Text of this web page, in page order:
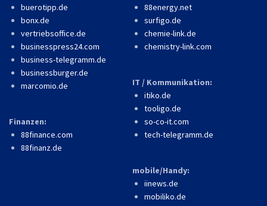
buerotipp.de
bonx.de
vertriebsoffice.de
businesspress24.com
business-telegramm.de
businessburger.de
marcomio.de
Finanzen:
88finance.com
88finanz.de
88energy.net
surfigo.de
chemie-link.de
chemistry-link.com
IT / Kommunikation:
itiko.de
tooligo.de
so-co-it.com
tech-telegramm.de
mobile/Handy:
iinews.de
mobiliko.de